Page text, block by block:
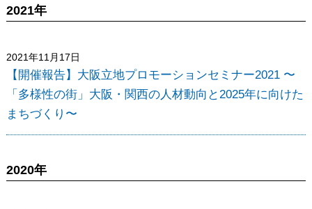
2021年
2021年11月17日
【開催報告】大阪立地プロモーションセミナー2021 〜
「多様性の街」大阪・関西の人材動向と2025年に向けた
まちづくり〜
2020年